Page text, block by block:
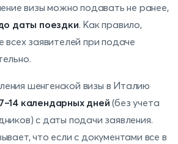
визы можно подавать не ранее,
даты поездки. Как правило,
всех заявителей при подаче
шенгенской визы в Италию
календарных дней (без учета
с даты подачи заявления.
что если с документами все в